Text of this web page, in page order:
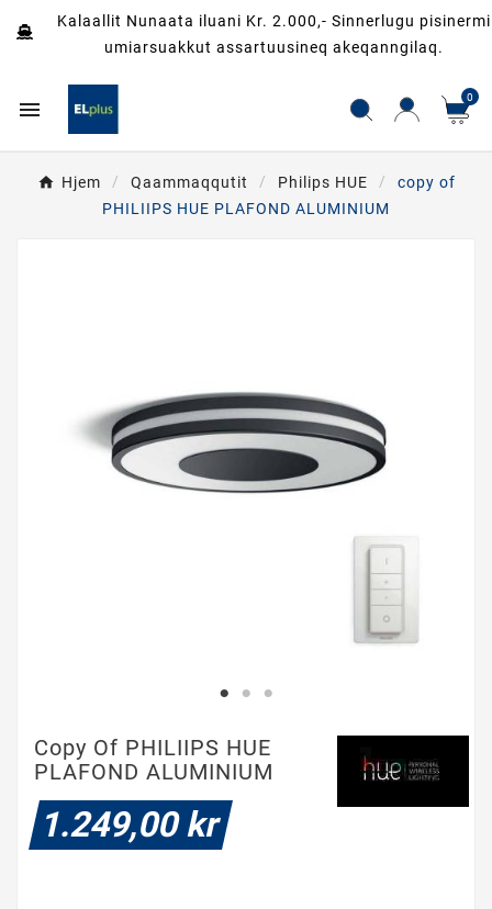
Kalaallit Nunaata iluani Kr. 2.000,- Sinnerlugu pisinermi
umiarsuakkut assartuusineq akeqanngilaq.
 0
Hjem Qaammaqqutit Philips HUE
copy of
PHILIIPS HUE PLAFOND ALUMINIUM
Copy Of PHILIIPS HUE
PLAFOND ALUMINIUM
1.249,00 kr